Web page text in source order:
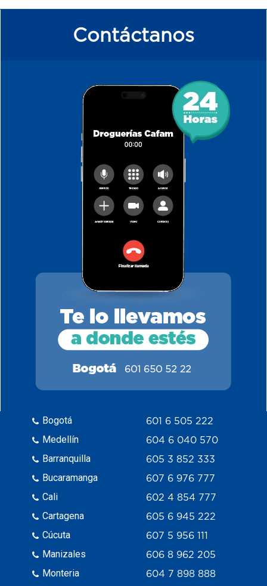
Contáctanos
Bogotá
Medellín
Barranquilla
Bucaramanga
Cali
Cartagena
Cúcuta
Manizales
Monteria
601 6 505 222
604 6 040 570
605 3 852 333
607 6 976 777
602 4 854 777
605 6 945 222
607 5 956 111
606 8 962 205
604 7 898 888